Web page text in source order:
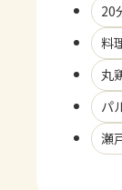
20
料
丸
パ
瀬